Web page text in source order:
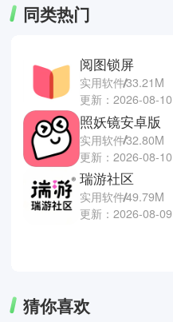
同类热门
阅图锁屏
实用软件33.21M
更新：2026-08-10
照妖镜安卓版
实用软件32.80M
更新：2026-08-10
瑞游社区
实用软件49.79M
更新：2026-08-09
猜你喜欢